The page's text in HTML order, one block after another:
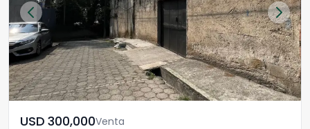
USD	300,000Venta